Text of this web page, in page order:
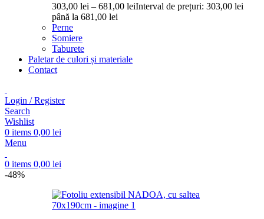
303,00 lei – 681,00 leiInterval de prețuri: 303,00 lei
până la 681,00 lei
Perne
Somiere
Taburete
Paletar de culori și materiale
Contact
Login / Register
Search
Wishlist
0 items 0,00 lei
Menu
0 items 0,00 lei
-48%